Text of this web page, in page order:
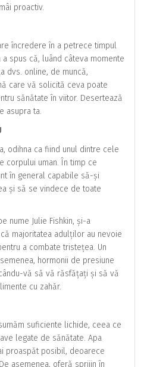
proactiv.
încredere în a petrece timpul
spus că, luând câteva momente
dvs. online, de muncă,
care vă solicită ceva poate
sănătate în viitor. Desertează
asupra ta.
odihna ca fiind unul dintre cele
corpului uman. În timp ce
în general capabile să-și
și să se vindece de toate
nume Julie Fishkin, și-a
majoritatea adulților au nevoie
a combate tristețea. Un
hormonii de presiune
vă să vă răsfățați și să vă
cu zahăr.
suficiente lichide, ceea ce
legate de sănătate. Apa
proaspăt posibil, deoarece
asemenea, oferă sprijin în